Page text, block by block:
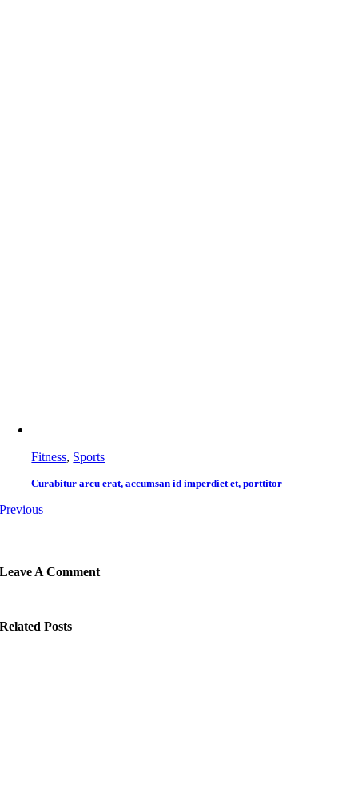
Fitness, Sports
Curabitur arcu erat, accumsan id imperdiet et, porttitor
Previous
Leave A Comment
Related Posts